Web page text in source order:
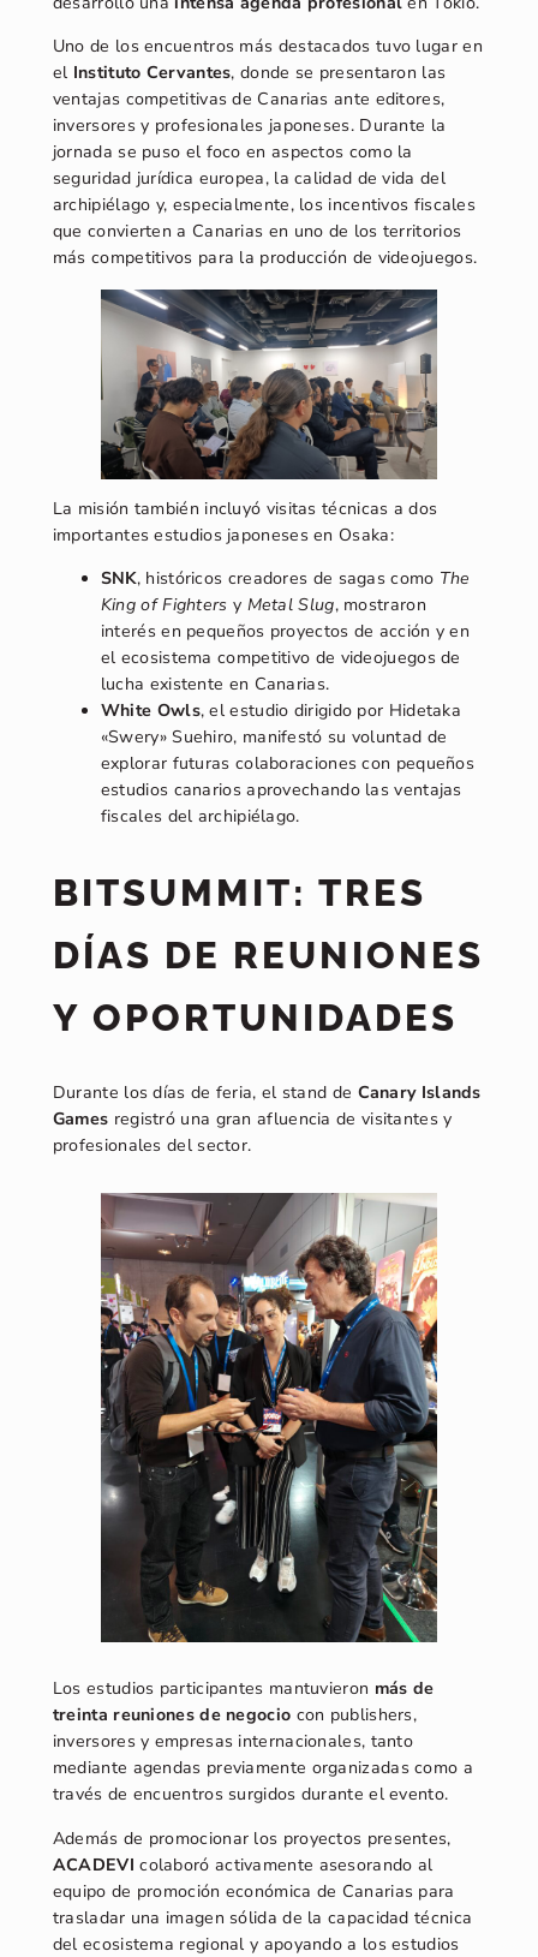
Uno de los encuentros más destacados tuvo lugar en
el Instituto Cervantes, donde se presentaron las
ventajas competitivas de Canarias ante editores,
inversores y profesionales japoneses. Durante la
jornada se puso el foco en aspectos como la
seguridad jurídica europea, la calidad de vida del
archipiélago y, especialmente, los incentivos fiscales
que convierten a Canarias en uno de los territorios
más competitivos para la producción de videojuegos.
La misión también incluyó visitas técnicas a dos
importantes estudios japoneses en Osaka:
SNK, históricos creadores de sagas como The
King of Fighters y Metal Slug, mostraron
interés en pequeños proyectos de acción y en
el ecosistema competitivo de videojuegos de
lucha existente en Canarias.
White Owls, el estudio dirigido por Hidetaka
«Swery» Suehiro, manifestó su voluntad de
explorar futuras colaboraciones con pequeños
estudios canarios aprovechando las ventajas
fiscales del archipiélago.
BITSUMMIT: TRES
DÍAS DE REUNIONES
Y OPORTUNIDADES
Durante los días de feria, el stand de Canary Islands
Games registró una gran afluencia de visitantes y
profesionales del sector.
Los estudios participantes mantuvieron más de
treinta reuniones de negocio con publishers,
inversores y empresas internacionales, tanto
mediante agendas previamente organizadas como a
través de encuentros surgidos durante el evento.
Además de promocionar los proyectos presentes,
ACADEVIcolaboró activamente asesorando al
equipo de promoción económica de Canarias para
trasladar una imagen sólida de la capacidad técnica
del ecosistema regional y apoyando a los estudios